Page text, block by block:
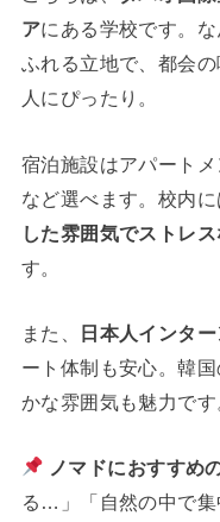
アにある学校です。な
ふれる立地で、都会
人にぴったり。
宿泊施設はアパート
など選べます。校内に
した雰囲気でストレ
す。
また、 日本人インタ
ート体制も安心。韓
かな雰囲気も魅力です
ノマドにおすすめ
る…」「自然の中で集